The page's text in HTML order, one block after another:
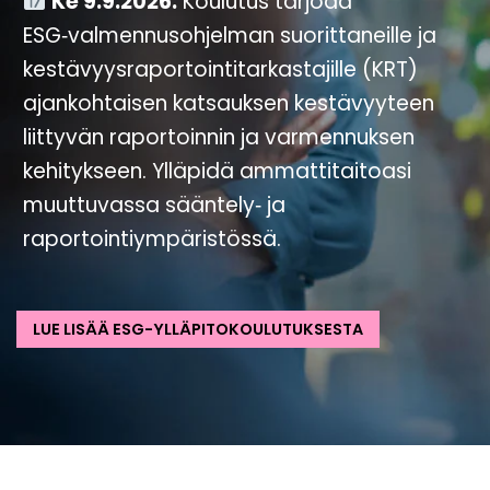
ESG‑valmennusohjelman suorittaneille ja
kestävyysraportointitarkastajille (KRT)
ajankohtaisen katsauksen kestävyyteen
liittyvän raportoinnin ja varmennuksen
kehitykseen. Ylläpidä ammattitaitoasi
muuttuvassa sääntely‑ ja
raportointiympäristössä.
LUE LISÄÄ ESG-YLLÄPITOKOULUTUKSESTA